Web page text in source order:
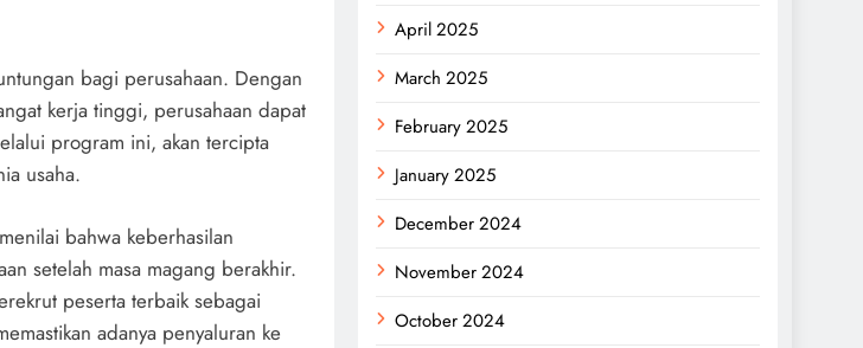
bagi perusahaan. Dengan
kerja tinggi, perusahaan dapat
program ini, akan tercipta
usaha.
bahwa keberhasilan
setelah masa magang berakhir.
peserta terbaik sebagai
adanya penyaluran ke
April 2025
March 2025
February 2025
January 2025
December 2024
November 2024
October 2024